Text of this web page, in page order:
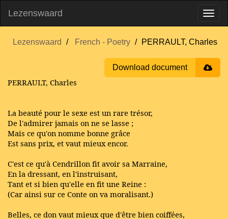
Lezenswaard
Lezenswaard French - Poetry PERRAULT, Charles
Download document
PERRAULT, Charles
La beauté pour le sexe est un rare trésor,
De l'admirer jamais on ne se lasse ;
Mais ce qu'on nomme bonne grâce
Est sans prix, et vaut mieux encor.
C'est ce qu'à Cendrillon fit avoir sa Marraine,
En la dressant, en l'instruisant,
Tant et si bien qu'elle en fit une Reine :
(Car ainsi sur ce Conte on va moralisant.)
Belles, ce don vaut mieux que d'être bien coiffées,